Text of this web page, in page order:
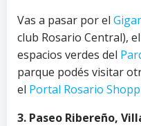
Vas a pasar por el
club Rosario Central), el
espacios verdes del
parque podés visitar
el Portal Rosario
3. Paseo Ribereño,